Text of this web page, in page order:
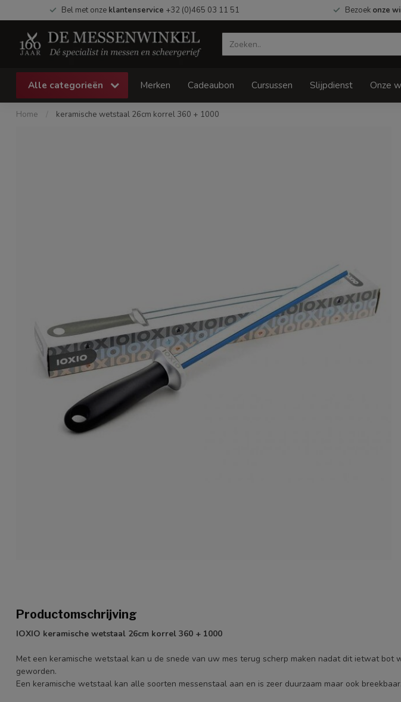
Bel met onze klantenservice +32 (0)465 03 11 51 Bezoek onze
Alle categorieën Merken Cadeaubon Cursussen Slijpdienst Onze
Home / keramische wetstaal 26cm korrel 360 + 1000
Productomschrijving
IOXIO keramische wetstaal 26cm korrel 360 + 1000
Met een keramische wetstaal kan u de snede van uw mes terug scherp maken nadat dit ietwat bot
geworden.
Een keramische wetstaal kan alle soorten messenstaal aan en is zeer duurzaam maar ook breekbaar.